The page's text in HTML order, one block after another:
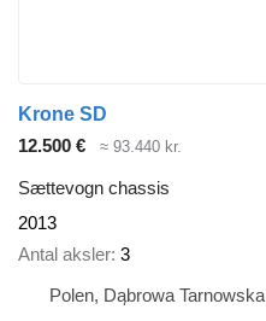
Krone SD
12.500 €
≈ 93.440 kr.
Sættevogn chassis
2013
Antal aksler 3
Polen, Dąbrowa Tarnowska